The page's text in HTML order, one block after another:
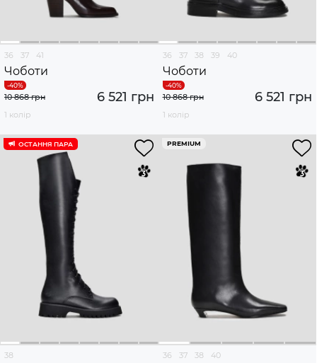
36 37 41
Чоботи
6 521 грн
10 868 грн
1 колір
36 37 38 39 40
Чоботи
6 521 грн
10 868 грн
1 колір
ОСТАННЯ ПАРА
38
PREMIUM
36 37 38 40